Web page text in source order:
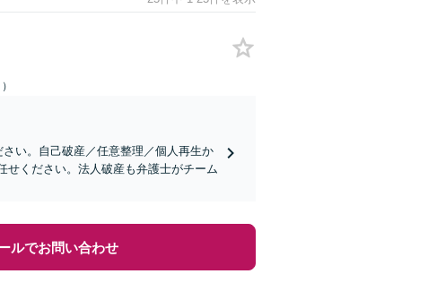
い。自己破産／任意整理／個人再生か
せください。法人破産も弁護士がチーム
ルでお問い合わせ